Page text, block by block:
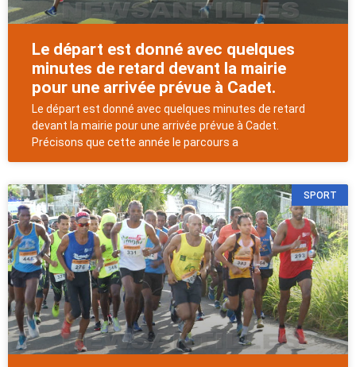
Le départ est donné avec quelques
minutes de retard devant la mairie
pour une arrivée prévue à Cadet.
Le départ est donné avec quelques minutes de retard
devant la mairie pour une arrivée prévue à Cadet.
Précisons que cette année le parcours a
SPORT